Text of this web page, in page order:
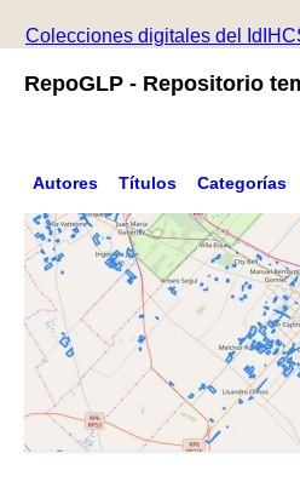
Colecciones digitales del
RepoGLP - Repositorio
Autores Títulos Categorías